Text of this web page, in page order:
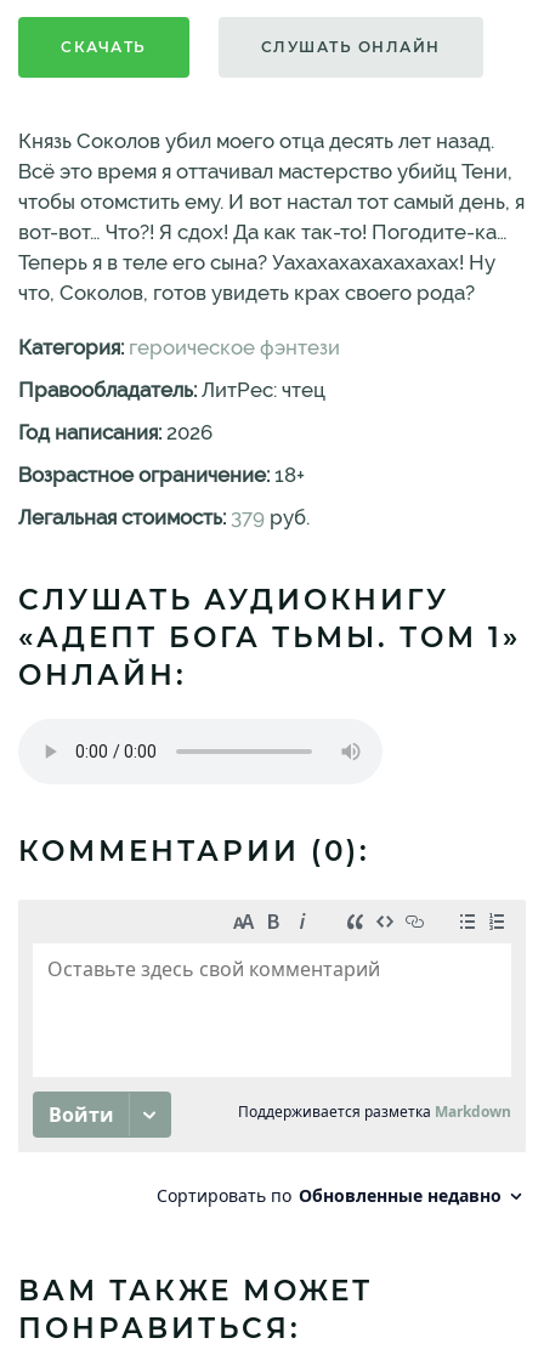
СКАЧАТЬ СЛУШАТЬ ОНЛАЙН
Князь Соколов убил моего отца десять лет назад.
Всё это время я оттачивал мастерство убийц Тени,
чтобы отомстить ему. И вот настал тот самый день, я
вот-вот… Что?! Я сдох! Да как так-то! Погодите-ка…
Теперь я в теле его сына? Уахахахахахахахах! Ну
что, Соколов, готов увидеть крах своего рода?
Категория: героическое фэнтези
Правообладатель: ЛитРес: чтец
Год написания: 2026
Возрастное ограничение: 18+
Легальная стоимость: 379 руб.
СЛУШАТЬ АУДИОКНИГУ
«АДЕПТ БОГА ТЬМЫ. ТОМ 1»
ОНЛАЙН:
КОММЕНТАРИИ (0):
ВАМ ТАКЖЕ МОЖЕТ
ПОНРАВИТЬСЯ: